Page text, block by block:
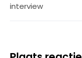
interview